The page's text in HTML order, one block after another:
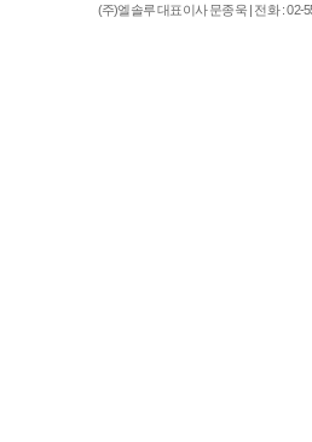
(주)엘솔루 대표이사 문종욱 | 전화 : 02-